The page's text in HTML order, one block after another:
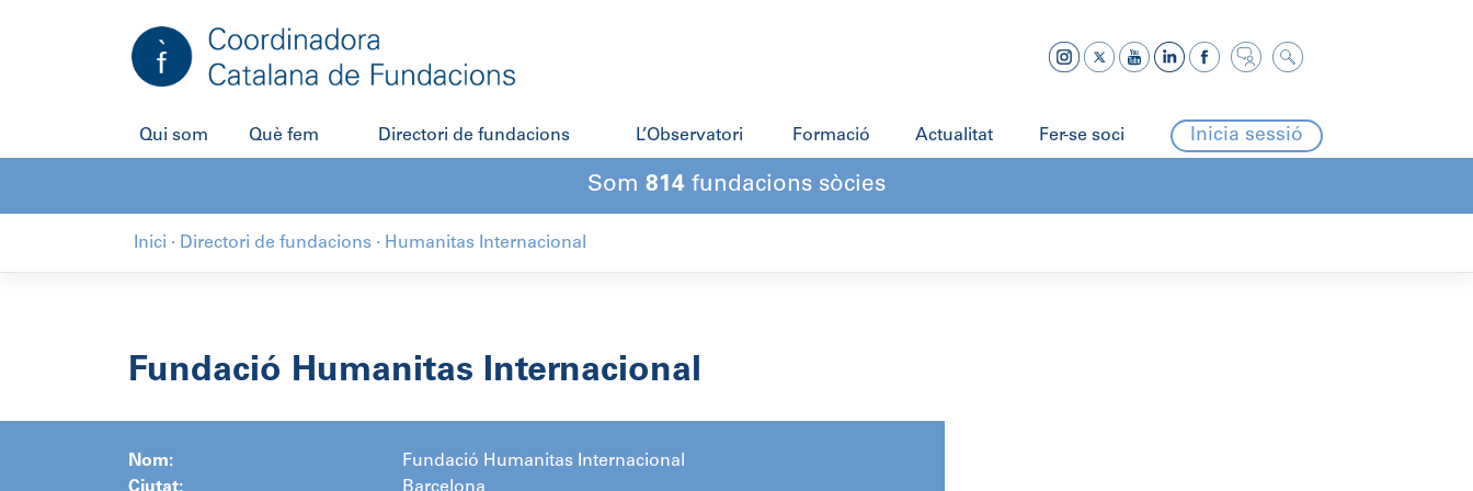
Qui som Què fem Directori de fundacions L’Observatori Formació Actualitat Fer-se soci Inicia sessió
Som 814 fundacions sòcies
Inici · Directori de fundacions · Humanitas Internacional
Fundació Humanitas Internacional
Nom:
Fundació Humanitas Internacional